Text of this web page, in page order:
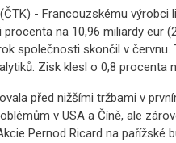
- Francouzskému
na 10,96 miliardy eur
společnosti skončil v
Zisk klesl o 0,8 procenta
před nižšími tržbami v
v USA a Číně, ale
Pernod Ricard na pařížské